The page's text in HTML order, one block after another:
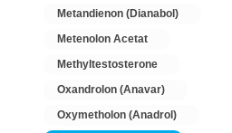
Metandienon (Dianabol)
Metenolon Acetat
Methyltestosterone
Oxandrolon (Anavar)
Oxymetholon (Anadrol)